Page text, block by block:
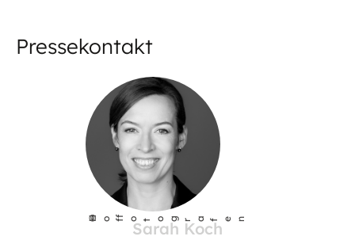
Pressekontakt
©
Ho f
fotog r
a fen
Sarah Koch